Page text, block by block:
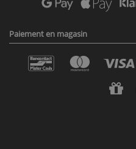
Paiement en magasin